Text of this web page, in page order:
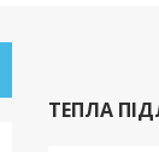
ТЕПЛА